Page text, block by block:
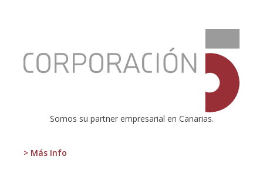
Somos su partner empresarial en Canarias.
> Más Info
del
cielo